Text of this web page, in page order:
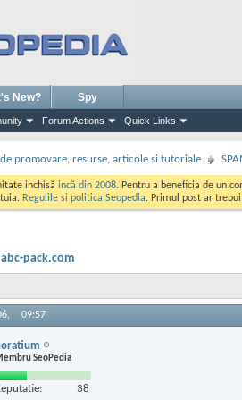
Forum Actions Quick Links
New? Spy
promovare, resurse, articole si tutoriale
inchisă incă din 2008. Pentru a beneficia de un
Regulile si politica Seopedia. Primul post ar
pack.com
09:57
SeoPedia
38